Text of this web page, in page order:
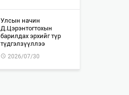
Улсын начин
Д.Цэрэнтогтохын
барилдах эрхийг түр
түдгэлзүүллээ
2026/07/30